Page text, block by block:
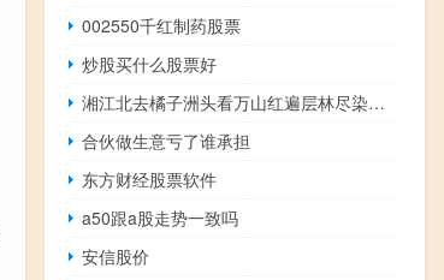
002550千红制药股票
炒股买什么股票好
湘江北去橘子洲头看万山红遍层林尽染歌曲（湘江北去橘子洲头看万山红遍层林尽染）
合伙做生意亏了谁承担
东方财经股票软件
a50跟a股走势一致吗
安信股价